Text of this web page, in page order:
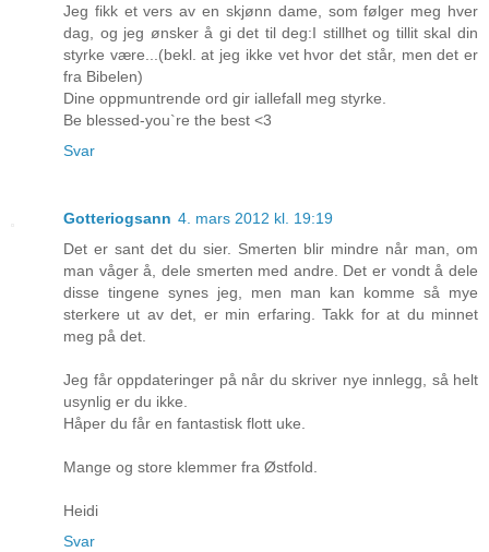
Jeg fikk et vers av en skjønn dame, som følger meg hver
dag, og jeg ønsker å gi det til deg:I stillhet og tillit skal din
styrke være...(bekl. at jeg ikke vet hvor det står, men det er
fra Bibelen)
Dine oppmuntrende ord gir iallefall meg styrke.
Be blessed-you`re the best <3
Svar
Gotteriogsann 4. mars 2012 kl. 19:19
Det er sant det du sier. Smerten blir mindre når man, om
man våger å, dele smerten med andre. Det er vondt å dele
disse tingene synes jeg, men man kan komme så mye
sterkere ut av det, er min erfaring. Takk for at du minnet
meg på det.
Jeg får oppdateringer på når du skriver nye innlegg, så helt
usynlig er du ikke.
Håper du får en fantastisk flott uke.
Mange og store klemmer fra Østfold.
Heidi
Svar